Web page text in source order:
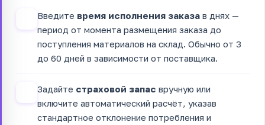
Введите время исполнения заказа в днях —
период от момента размещения заказа до
поступления материалов на склад. Обычно от 3
до 60 дней в зависимости от поставщика.
Задайте страховой запас вручную или
включите автоматический расчёт, указав
стандартное отклонение потребления и